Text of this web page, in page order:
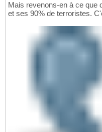
Mais revenons-en à ce que
et ses 90% de terroristes.